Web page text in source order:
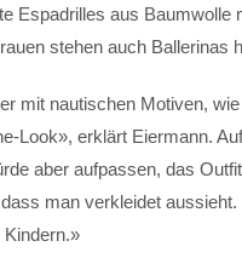
Espadrilles aus Baumwolle
stehen auch Ballerinas
mit nautischen Motiven,
Look», erklärt Eiermann.
aber aufpassen, das
man verkleidet